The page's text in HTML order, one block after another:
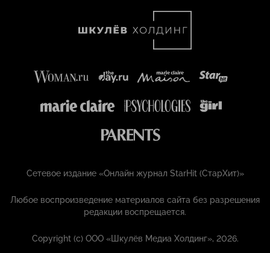
Сетевое издание «Онлайн журнал StarHit (СтарХит)»
Любое воспроизведение материалов сайта без разрешения
редакции воспрещается.
Copyright (с) ООО «Шкулёв Медиа Холдинг», 2026.